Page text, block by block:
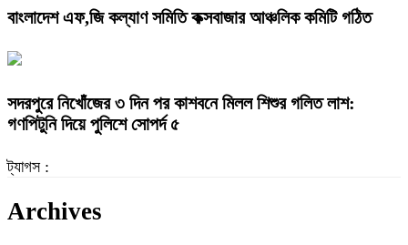
বাংলাদেশ এফ,জি কল্যাণ সমিতি কক্সবাজার আঞ্চলিক কমিটি গঠিত
সদরপুরে নিখোঁজের ৩ দিন পর কাশবনে মিলল শিশুর গলিত লাশ:
গণপিটুনি দিয়ে পুলিশে সোপর্দ ৫
ট্যাগস :
Archives